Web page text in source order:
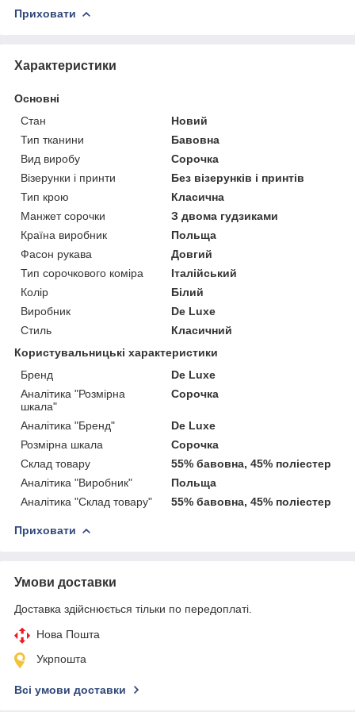
Приховати
Характеристики
Основні
Стан
Новий
Тип тканини
Бавовна
Вид виробу
Сорочка
Візерунки і принти
Без візерунків і принтів
Тип крою
Класична
Манжет сорочки
З двома гудзиками
Країна виробник
Польща
Фасон рукава
Довгий
Тип сорочкового коміра
Італійський
Колір
Білий
Виробник
De Luxe
Стиль
Класичний
Користувальницькі характеристики
Бренд
De Luxe
Аналітика "Розмірна
шкала"
Сорочка
Аналітика "Бренд"
De Luxe
Розмірна шкала
Сорочка
Склад товару
55% бавовна, 45% поліестер
Аналітика "Виробник"
Польща
Аналітика "Склад товару"
55% бавовна, 45% поліестер
Приховати
Умови доставки
Доставка здійснюється тільки по передоплаті.
Нова Пошта
Укрпошта
Всі умови доставки